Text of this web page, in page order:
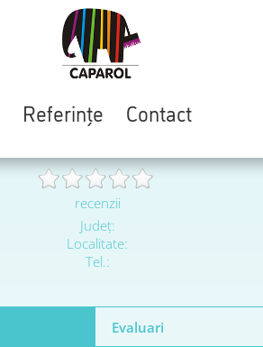
Referințe Contact
recenzii
Judeţ:
Localitate:
Tel.:
Evaluari